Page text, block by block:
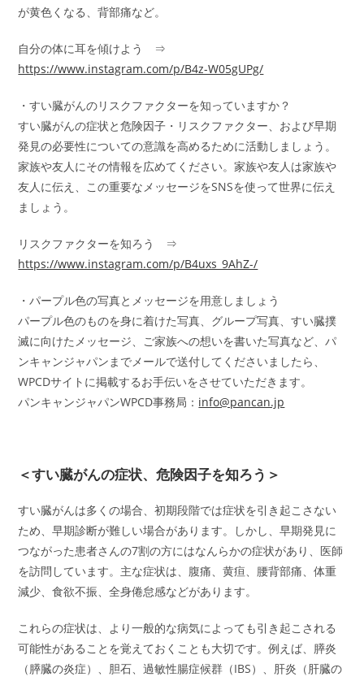
が黄色くなる、背部痛など。
自分の体に耳を傾けよう ⇒
https://www.instagram.com/p/B4z-W05gUPg/
・すい臓がんのリスクファクターを知っていますか？
すい臓がんの症状と危険因子・リスクファクター、および早期
発見の必要性についての意識を高めるために活動しましょう。
家族や友人にその情報を広めてください。家族や友人は家族や
友人に伝え、この重要なメッセージをSNSを使って世界に伝え
ましょう。
リスクファクターを知ろう ⇒
https://www.instagram.com/p/B4uxs_9AhZ-/
・パープル色の写真とメッセージを用意しましょう
パープル色のものを身に着けた写真、グループ写真、すい臓撲
滅に向けたメッセージ、ご家族への想いを書いた写真など、パ
ンキャンジャパンまでメールで送付してくださいましたら、
WPCDサイトに掲載するお手伝いをさせていただきます。
パンキャンジャパンWPCD事務局： info@pancan.jp
＜すい臓がんの症状、危険因子を知ろう＞
すい臓がんは多くの場合、初期段階では症状を引き起こさない
ため、早期診断が難しい場合があります。しかし、早期発見に
つながった患者さんの7割の方にはなんらかの症状があり、医師
を訪問しています。主な症状は、腹痛、黄疸、腰背部痛、体重
減少、食欲不振、全身倦怠感などがあります。
これらの症状は、より一般的な病気によっても引き起こされる
可能性があることを覚えておくことも大切です。例えば、膵炎
（膵臓の炎症）、胆石、過敏性腸症候群（IBS）、肝炎（肝臓の